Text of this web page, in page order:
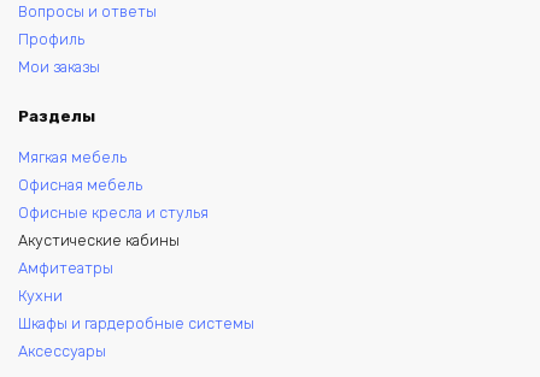
Вопросы и ответы
Профиль
Мои заказы
Разделы
Мягкая мебель
Офисная мебель
Офисные кресла и стулья
Акустические кабины
Амфитеатры
Кухни
Шкафы и гардеробные системы
Аксессуары